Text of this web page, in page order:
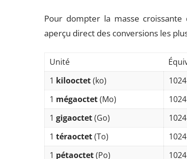
Pour dompter la masse
aperçu direct des conversions les
Unité
1 kilooctet(ko)
1 mégaoctet(Mo) 1024
1gigaoctet(Go) 1024
1téraoctet(To) 1024
1 pétaoctet(Po)